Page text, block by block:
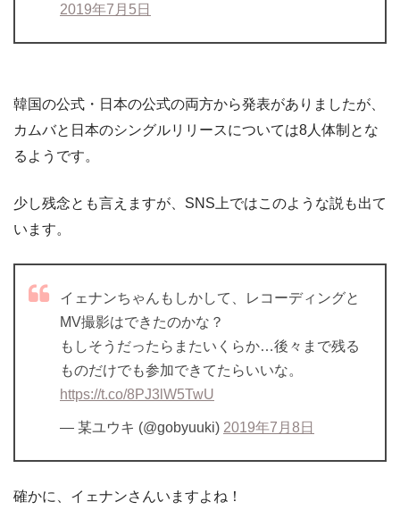
2019年7月5日
韓国の公式・日本の公式の両方から発表がありましたが、
カムバと日本のシングルリリースについては8人体制とな
るようです。
少し残念とも言えますが、SNS上ではこのような説も出て
います。
イェナンちゃんもしかして、レコーディングと
MV撮影はできたのかな？
もしそうだったらまたいくらか…後々まで残る
ものだけでも参加できてたらいいな。
https://t.co/8PJ3lW5TwU
— 某ユウキ (@gobyuuki) 2019年7月8日
確かに、イェナンさんいますよね！